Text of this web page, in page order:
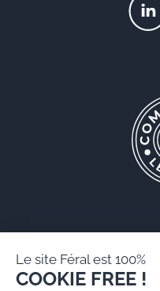
Le site Féral est 100%
COOKIE FREE !